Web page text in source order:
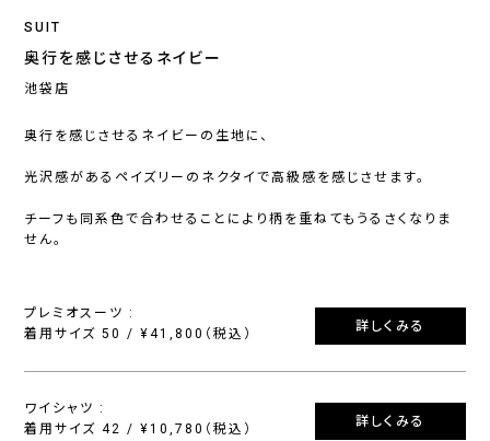
SUIT
奥行を感じさせるネイビー
池袋店
奥行を感じさせるネイビーの生地に、
光沢感があるペイズリーのネクタイで高級感を感じさせます。
チーフも同系色で合わせることにより柄を重ねてもうるさくなりま
せん。
プレミオスーツ :
着用サイズ 50 / ¥41,800（税込）
詳しくみる
ワイシャツ :
着用サイズ 42 / ¥10,780（税込）
詳しくみる